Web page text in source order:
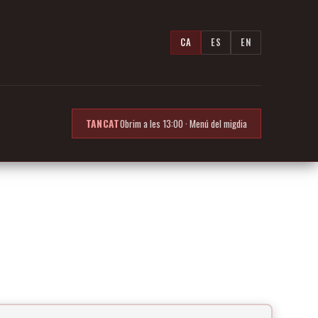
CA ES EN
TANCATObrim a les 13:00 · Menú del migdia